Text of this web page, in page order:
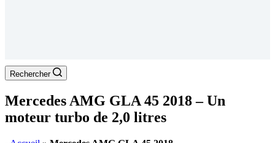
Rechercher
Mercedes AMG GLA 45 2018 – Un
moteur turbo de 2,0 litres